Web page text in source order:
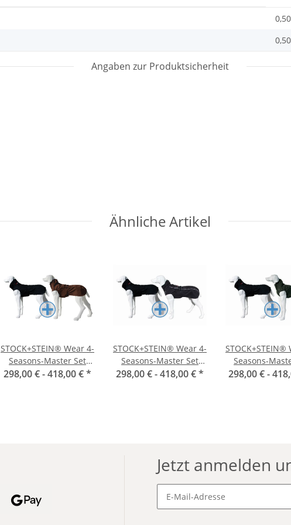
0,50
Angaben zur Produktsicherheit
Ähnliche Artikel
STOCK+STEIN® Wear 4-
Seasons-Master Set
Chocolate dunkelbraun
298,00 € -418,00 €*
STOCK+STEIN® Wear 4-
Seasons-Master Set
Phantom schwarz
298,00 € -418,00 €*
STOCK+STEIN®
Seasons-
Seals
298,00 € -
Jetzt anmelden